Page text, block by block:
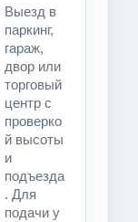
Выезд в
паркинг,
гараж,
двор или
торговый
центр с
проверко
й высоты
и
подъезда
. Для
подачи у